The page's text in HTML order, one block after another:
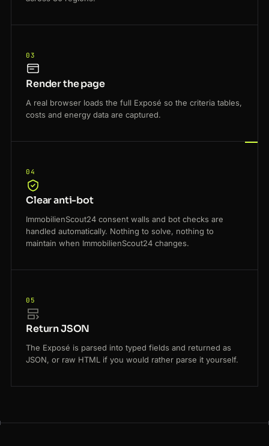
03
Render the page
A real browser loads the full Exposé so the criteria tables,
costs and energy data are captured.
04
Clear anti-bot
ImmobilienScout24 consent walls and bot checks are
handled automatically. Nothing to solve, nothing to
maintain when ImmobilienScout24 changes.
05
Return JSON
The Exposé is parsed into typed fields and returned as
JSON, or raw HTML if you would rather parse it yourself.